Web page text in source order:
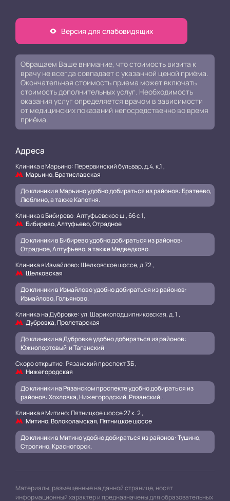
Версия для слабовидящих
Обращаем Ваше внимание, что стоимость визита к
врачу не всегда совпадает с указанной ценой приёма.
Окончательная стоимость приема может включать
стоимость дополнительных услуг. Необходимость
оказания услуг определяется врачом в зависимости
от медицинских показаний непосредственно во время
приёма.
Адреса
Клиника в Марьино: Перервинский бульвар, д.4. к.1 ,
Марьино, Братиславская
До клиники в Марьино удобно добираться из районов: Братеево,
Люблино, а также Капотня.
Клиника в Бибирево: Алтуфьевское ш., 66 с.1,
Бибирево, Алтуфьево, Отрадное
До клиники в Бибирево удобно добираться из районов:
Отрадное, Алтуфьево, а также Медведково.
Клиника в Измайлово: Щелковское шоссе, д.72 ,
Щелковская
До клиники в Измайлово удобно добираться из районов:
Измайлово, Гольяново.
Клиника на Дубровке: ул. Шарикоподшипниковская, д. 1 ,
Дубровка, Пролетарская
До клиники на Дубровке удобно добираться из районов:
Южнопортовый и Таганский.
Скоро открытие: Рязанский проспект 3Б ,
Нижегородская
До клиники на Рязанском проспекте удобно добираться из
районов: Хохловка, Нижегородский, Рязанский..
Клиника в Митино: Пятницкое шоссе 27 к. 2 ,
Митино, Волоколамская, Пятницкое шоссе
До клиники в Митино удобно добираться из районов: Тушино,
Строгино, Красногорск.
Материалы, размещенные на данной странице, носят
информационный характер и предназначены для образовательных